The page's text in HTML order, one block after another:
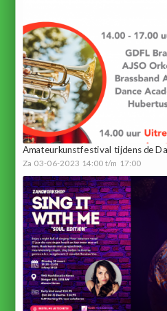
Amateurkunstfestival tijdens de
Za 03-06-2023 14:00 t/m 17:00